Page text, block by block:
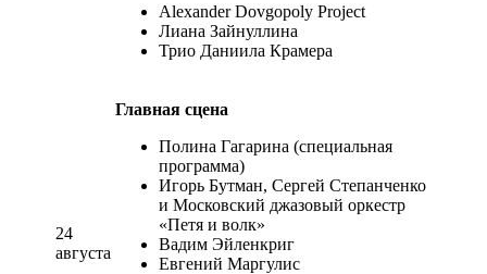
Alexander Dovgopoly Project
Лиана Зайнуллина
Трио Даниила Крамера
24
августа
Главная сцена
Полина Гагарина (специальная
программа)
Игорь Бутман, Сергей Степанченко
и Московский джазовый оркестр
«Петя и волк»
Вадим Эйленкриг
Евгений Маргулис